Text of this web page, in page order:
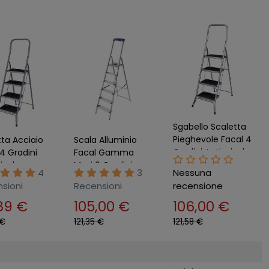
Acciaio
Gradini
Tasto
4
€
Scala Alluminio
Facal Gamma
Maxi 6 Gradini
Professionale
3
Recensioni
105,00 €
121,35 €
Sgabello Scaletta
Pieghevole Facal 4
Gradini Antiscivolo
Acciaio Nero
Nessuna
recensione
106,00 €
121,58 €